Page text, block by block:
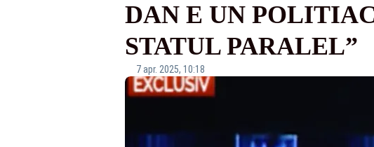
DAN E UN
STATUL PARALEL”
7 apr. 2025, 10:18